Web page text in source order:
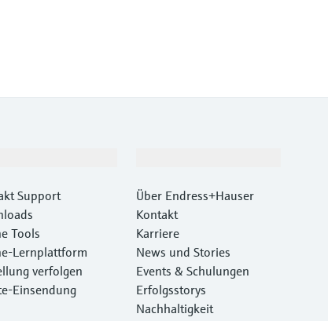
Support
Tools
Lernplattform
verfolgen
Über Endress+Hauser
Kontakt
Karriere
News und Stories
Events & Schulungen
Erfolgsstorys
Nachhaltigkeit